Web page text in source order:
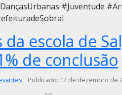
#Juventude
da escola de
de conclusão
Publicado: 12 de dezembro de